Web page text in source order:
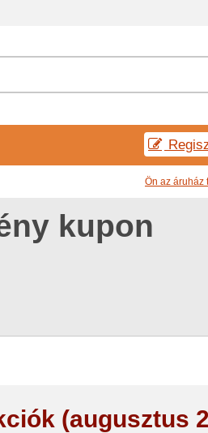
Ön az áruház
kupon
(augusztus